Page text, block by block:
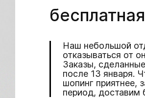
Наш небольшой
отказываться от
Заказы,
после 13 января.
шопинг приятнее,
период, доставим